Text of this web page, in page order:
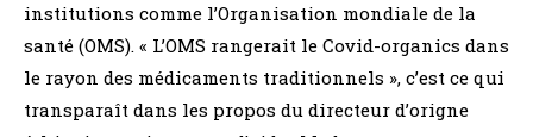
institutions comme l’Organisation mondiale de la
santé (OMS). « L’OMS rangerait le Covid-organics dans
le rayon des médicaments traditionnels », c’est ce qui
transparaît dans les propos du directeur d’origne